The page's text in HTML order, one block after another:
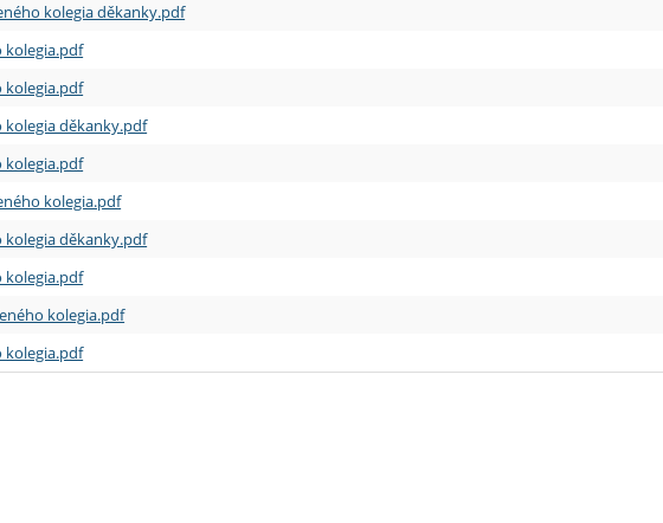
kolegia děkanky.pdf
kolegia.pdf
kolegia.pdf
kolegia děkanky.pdf
kolegia.pdf
kolegia.pdf
kolegia děkanky.pdf
kolegia.pdf
kolegia.pdf
kolegia.pdf